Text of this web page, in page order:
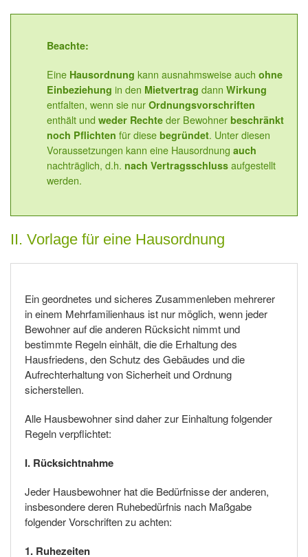
Beachte:
Eine Hausordnung kann ausnahmsweise auch ohne
Einbeziehung in den Mietvertrag dann Wirkung
entfalten, wenn sie nur Ordnungsvorschriften
enthält und weder Rechte der Bewohner beschränkt
noch Pflichten für diese begründet. Unter diesen
Voraussetzungen kann eine Hausordnung auch
nachträglich, d.h. nach Vertragsschluss aufgestellt
werden.
II. Vorlage für eine Hausordnung
Ein geordnetes und sicheres Zusammenleben mehrerer
in einem Mehrfamilienhaus ist nur möglich, wenn jeder
Bewohner auf die anderen Rücksicht nimmt und
bestimmte Regeln einhält, die die Erhaltung des
Hausfriedens, den Schutz des Gebäudes und die
Aufrechterhaltung von Sicherheit und Ordnung
sicherstellen.
Alle Hausbewohner sind daher zur Einhaltung folgender
Regeln verpflichtet:
I. Rücksichtnahme
Jeder Hausbewohner hat die Bedürfnisse der anderen,
insbesondere deren Ruhebedürfnis nach Maßgabe
folgender Vorschriften zu achten:
1. Ruhezeiten